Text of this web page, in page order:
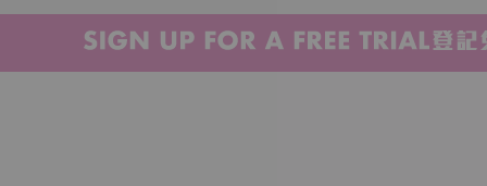
會籍年費：$1,800 / 年
八月限定優惠： 2人同行加入 THE ONE，即送3
揀1體驗卷10張
自由選擇體驗卷：3項中任選其1：